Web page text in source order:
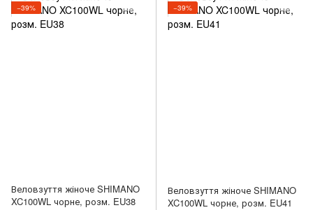
−39%
Веловзуття жіноче SHIMANO
XC100WL чорне, розм. EU38
−39%
Веловзуття жіноче SHIMANO
XC100WL чорне, розм. EU41